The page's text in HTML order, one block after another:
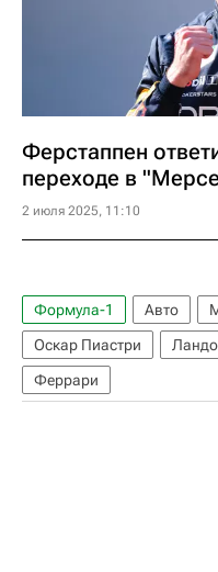
Ферстаппен
переходе в
2 июля 2025, 11:10
Формула-1 Авто
Оскар Пиастри
Феррари